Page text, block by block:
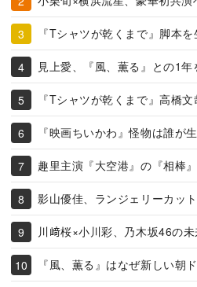
『Tシャツが乾くまで』脚本
見上愛、『風、薫る』との1年
『Tシャツが乾くまで』高橋
『映画ちいかわ』怪物は誰が
趣里主演『大空港』の『相棒
影山優佳、ランジェリーカッ
川﨑桜×小川彩、乃木坂46の未
『風、薫る』はなぜ新しい朝